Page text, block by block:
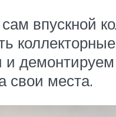
впускной
свои места.